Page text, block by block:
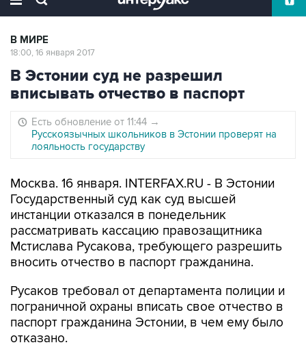
В МИРЕ
18:00, 16 января 2017
В Эстонии суд не разрешил
вписывать отчество в паспорт
Есть обновление от 11:44 →
Русскоязычных школьников в Эстонии проверят на
лояльность государству
Москва. 16 января. INTERFAX.RU - В Эстонии
Государственный суд как суд высшей
инстанции отказался в понедельник
рассматривать кассацию правозащитника
Мстислава Русакова, требующего разрешить
вносить отчество в паспорт гражданина.
Русаков требовал от департамента полиции и
пограничной охраны вписать свое отчество в
паспорт гражданина Эстонии, в чем ему было
отказано.